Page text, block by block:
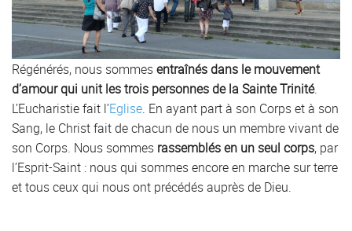
Régénérés, nous sommesentraînés dans le mouvement
d’amour qui unit les trois personnes de la Sainte Trinité.
L’Eucharistie fait l’Eglise. En ayant part à son Corps et à son
Sang, le Christ fait de chacun de nous un membre vivant de
son Corps. Nous sommes rassemblés en un seul corps, par
l’Esprit-Saint : nous qui sommes encore en marche sur terre
et tous ceux qui nous ont précédés auprès de Dieu.